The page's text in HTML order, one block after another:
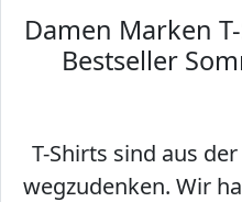
Damen Marken
Bestseller
T-Shirts sind aus
wegzudenken. Wir